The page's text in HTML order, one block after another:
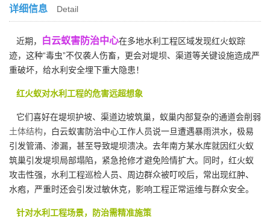
详细信息 Detail
近期， 白云蚁害防治中心在多地水利工程区域发现红火蚁踪
迹，这种“毒虫”不仅袭人伤畜，更会对堤坝、渠道等关键设施造成严
重破坏，给水利安全埋下重大隐患！
红火蚁对水利工程的危害远超想象
它们喜好在堤坝护坡、渠道边坡筑巢，蚁巢内部复杂的通道会削弱
土体结构，白云蚁害防治中心工作人员说一旦遭遇暴雨洪水，极易
引发管涌、渗漏，甚至导致堤坝溃决。去年南方某水库就因红火蚁
筑巢引发堤坝局部塌陷，紧急抢修才避免险情扩大。同时，红火蚁
攻击性强，水利工程巡检人员、周边群众被叮咬后，常出现红肿、
水疱，严重时还会引发过敏休克，影响工程正常运维与群众安全。
针对水利工程场景，防治需精准施策